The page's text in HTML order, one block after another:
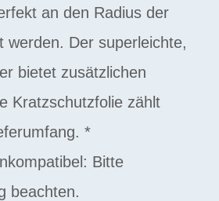
an den Radius der
werden. Der superleichte,
bietet zusätzlichen
Kratzschutzfolie zählt
*
Bitte
beachten.